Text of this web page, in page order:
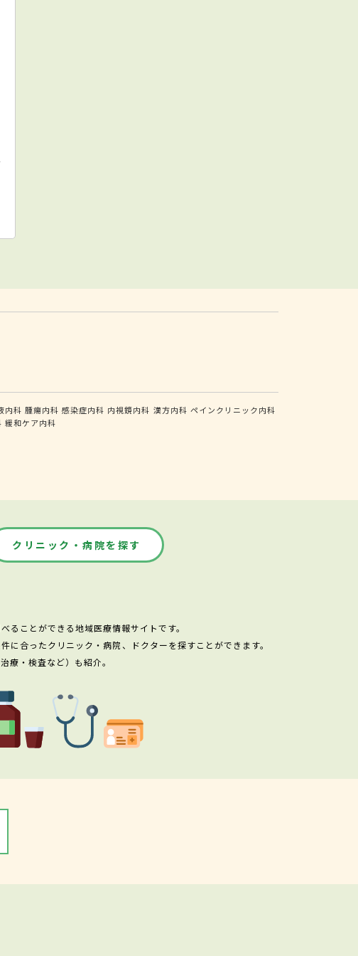
内科 腫瘍内科 感染症内科 内視鏡内科 漢方内科 ペインクリニック内科
緩和ケア内科
クリニック・病院を探す
ることができる地域医療情報サイトです。
合ったクリニック・病院、ドクターを探すことができます。
療・検査など）も紹介。